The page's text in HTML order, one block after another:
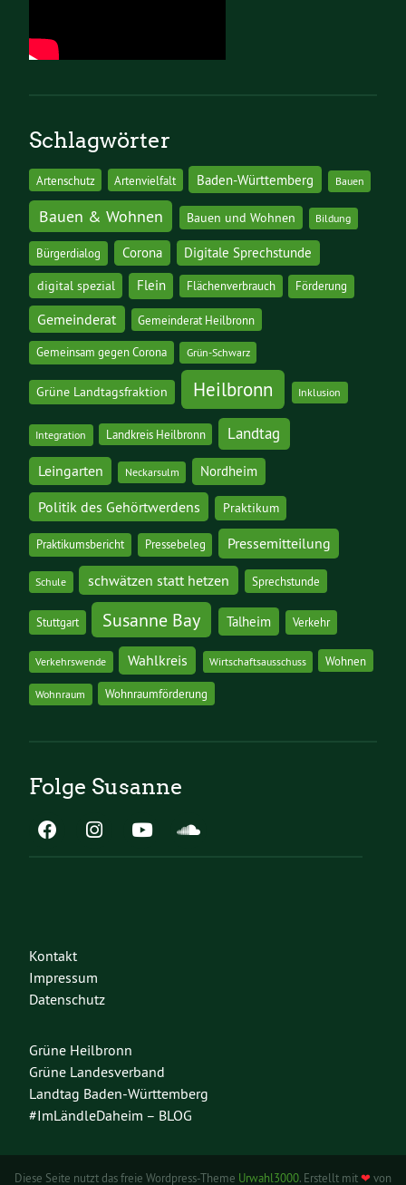
Schlagwörter
Artenschutz Artenvielfalt Baden-Württemberg Bauen
Bauen & Wohnen Bauen und Wohnen Bildung
Bürgerdialog Corona Digitale Sprechstunde
digital spezial Flein Flächenverbrauch Förderung
Gemeinderat Gemeinderat Heilbronn
Gemeinsam gegen Corona Grün-Schwarz
Grüne Landtagsfraktion Heilbronn Inklusion
Integration Landkreis Heilbronn Landtag
Leingarten Neckarsulm Nordheim
Politik des Gehörtwerdens Praktikum
Praktikumsbericht Pressebeleg Pressemitteilung
Schule schwätzen statt hetzen Sprechstunde
Stuttgart Susanne Bay Talheim Verkehr
Verkehrswende Wahlkreis Wirtschaftsausschuss Wohnen
Wohnraum Wohnraumförderung
Folge Susanne
Kontakt
Impressum
Datenschutz
Grüne Heilbronn
Grüne Landesverband
Landtag Baden-Württemberg
#ImLändleDaheim – BLOG
Diese Seite nutzt das freie Wordpress-Theme Urwahl3000. Erstellt mit❤ von